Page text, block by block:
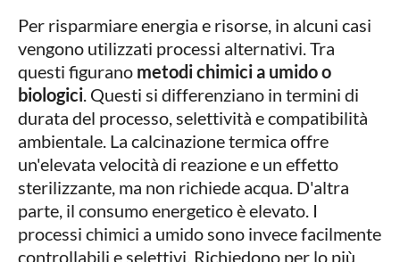
Per risparmiare energia e risorse, in alcuni casi
vengono utilizzati processi alternativi. Tra
questi figurano metodi chimici a umido o
biologici. Questi si differenziano in termini di
durata del processo, selettività e compatibilità
ambientale. La calcinazione termica offre
un'elevata velocità di reazione e un effetto
sterilizzante, ma non richiede acqua. D'altra
parte, il consumo energetico è elevato. I
processi chimici a umido sono invece facilmente
controllabili e selettivi. Richiedono per lo più